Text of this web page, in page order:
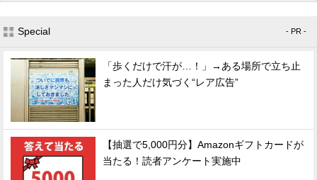
Special - PR -
「歩くだけで汗が…！」→ある場所で立ち止
まった人だけ気づく“レア広告”
【抽選で5,000円分】Amazonギフトカードが
当たる！読者アンケート実施中